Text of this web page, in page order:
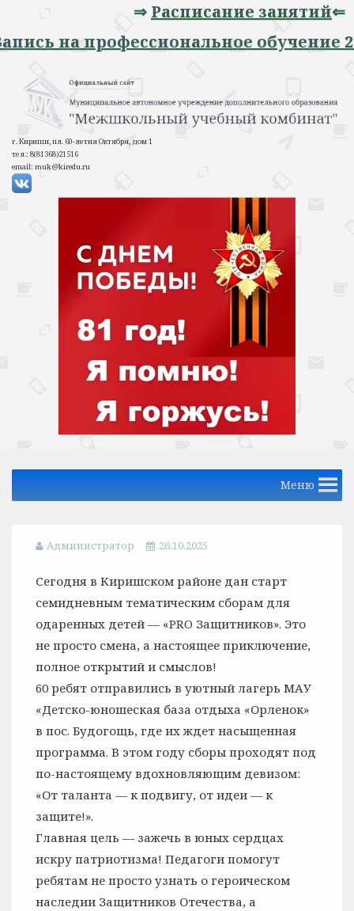
Расписание занятий⇐
на профессиональное обучение
г. Кириши, пл. 60-летия Октября, дом 1
тел.: 8(81368)21516
email: muk@kiredu.ru
Меню
Администратор 26.10.2025
Сегодня в Киришском районе дан старт
семидневным тематическим сборам для
одаренных детей — «PRO Защитников». Это
не просто смена, а настоящее приключение,
полное открытий и смыслов!
60 ребят отправились в уютный лагерь МАУ
«Детско-юношеская база отдыха «Орленок»
в пос. Будогощь, где их ждет насыщенная
программа. В этом году сборы проходят под
по-настоящему вдохновляющим девизом:
«От таланта — к подвигу, от идеи — к
защите!».
Главная цель — зажечь в юных сердцах
искру патриотизма! Педагоги помогут
ребятам не просто узнать о героическом
наследии Защитников Отечества, а